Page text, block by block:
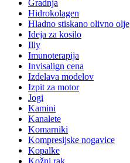
Gradnja
Hidrokolagen
Hladno stiskano olivno olje
Ideja za kosilo
Illy
Imunoterapija
Invisalign cena
Izdelava modelov
Izpit za motor
Jogi
Kamini
Kanalete
Komarniki
Kompresijske nogavice
Kopalke